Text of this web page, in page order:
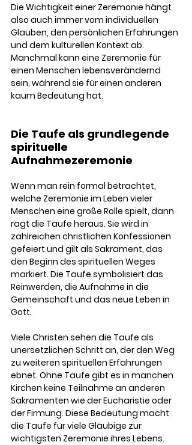
Die Wichtigkeit einer Zeremonie hängt
also auch immer vom individuellen
Glauben, den persönlichen Erfahrungen
und dem kulturellen Kontext ab.
Manchmal kann eine Zeremonie für
einen Menschen lebensverändernd
sein, während sie für einen anderen
kaum Bedeutung hat.
Die Taufe als grundlegende
spirituelle
Aufnahmezeremonie
Wenn man rein formal betrachtet,
welche Zeremonie im Leben vieler
Menschen eine große Rolle spielt, dann
ragt die Taufe heraus. Sie wird in
zahlreichen christlichen Konfessionen
gefeiert und gilt als Sakrament, das
den Beginn des spirituellen Weges
markiert. Die Taufe symbolisiert das
Reinwerden, die Aufnahme in die
Gemeinschaft und das neue Leben in
Gott.
Viele Christen sehen die Taufe als
unersetzlichen Schritt an, der den Weg
zu weiteren spirituellen Erfahrungen
ebnet. Ohne Taufe gibt es in manchen
Kirchen keine Teilnahme an anderen
Sakramenten wie der Eucharistie oder
der Firmung. Diese Bedeutung macht
die Taufe für viele Gläubige zur
wichtigsten Zeremonie ihres Lebens.